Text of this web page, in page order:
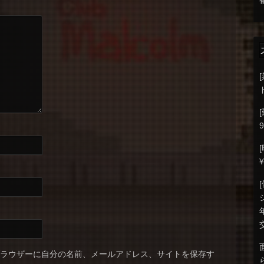
ウザーに自分の名前、メールアドレス、サイトを保存す
[
[
[
[